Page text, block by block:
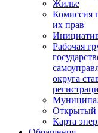
Жилье
Комиссия
их прав
Рабочая
округа
Открытый
Карта